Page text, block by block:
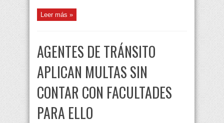
Leer más »
AGENTES DE TRÁNSITO
APLICAN MULTAS SIN
CONTAR CON FACULTADES
PARA ELLO